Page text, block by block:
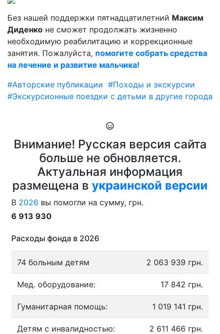
Без нашей поддержки пятнадцатилетний Максим
Диденко не сможет продолжать жизненно
необходимую реабилитацию и коррекционные
занятия. Пожалуйста, помогите собрать средства
на лечение и развитие мальчика!
#Авторские публикации #Походы и экскурсии
#Экскурсионные поездки с детьми в другие города
Внимание! Русская версия сайта
больше не обновляется.
Актуальная информация
размещена в украинской версии
В 2026 вы помогли на сумму, грн.
6 913 930
Расходы фонда в 2026
74 больным детям 2 063 939 грн.
Мед. оборудование: 17 842 грн.
Гуманитарная помощь: 1 019 141 грн.
Детям с инвалидностью: 2 611 466 грн.